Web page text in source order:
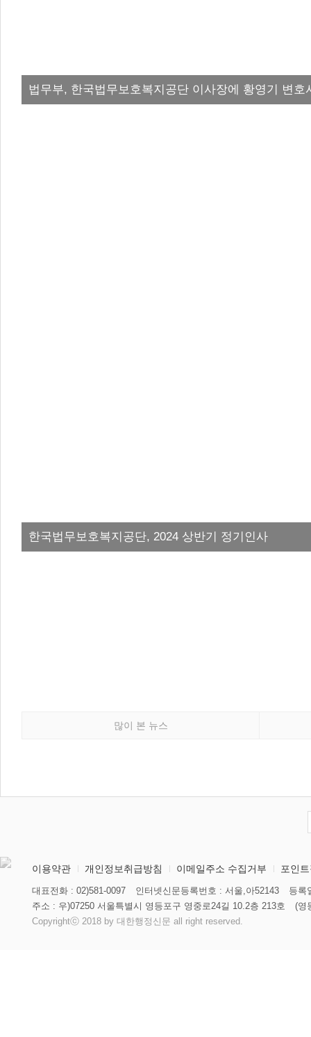
법무부, 한국법무보호복지공단 이사장에 황영기 변호
한국법무보호복지공단, 2024 상반기 정기인사
많이 본 뉴스
이용약관 개인정보취급방침 이메일주소 수집거부 포인
대표전화 : 02)581-0097 인터넷신문등록번호 : 서울,아52143
등록
주소 : 우)07250 서울특별시 영등포구 영중로24길 10.2층 213호
(영
Copyrightⓒ 2018 by 대한행정신문 all right reserved.